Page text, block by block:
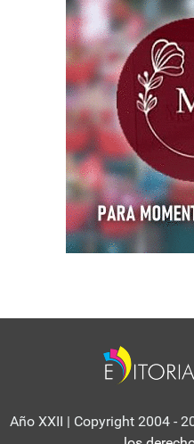
Año XXII | Copyright 2004 -